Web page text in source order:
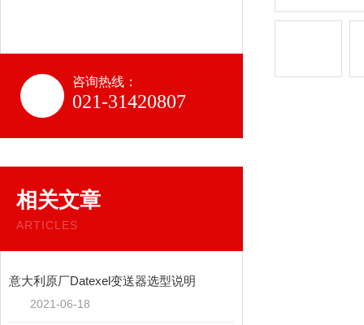
咨询热线：
021-31420807
相关文章
ARTICLES
意大利原厂Datexel变送器选型说明
2021-06-18